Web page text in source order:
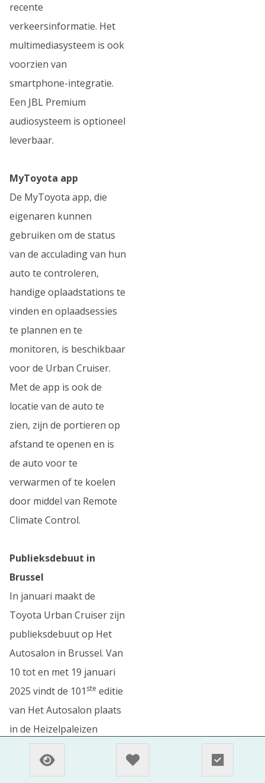
recente
verkeersinformatie. Het
multimediasysteem is ook
voorzien van
smartphone-integratie.
Een JBL Premium
audiosysteem is optioneel
leverbaar.
MyToyota app
De MyToyota app, die
eigenaren kunnen
gebruiken om de status
van de acculading van hun
auto te controleren,
handige oplaadstations te
vinden en oplaadsessies
te plannen en te
monitoren, is beschikbaar
voor de Urban Cruiser.
Met de app is ook de
locatie van de auto te
zien, zijn de portieren op
afstand te openen en is
de auto voor te
verwarmen of te koelen
door middel van Remote
Climate Control.
Publieksdebuut in
Brussel
In januari maakt de
Toyota Urban Cruiser zijn
publieksdebuut op Het
Autosalon in Brussel. Van
10 tot en met 19 januari
2025 vindt de 101 ste editie
van Het Autosalon plaats
in de Heizelpaleizen